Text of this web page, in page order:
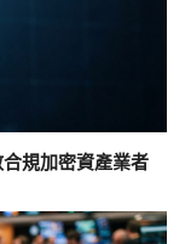
規加密資產業者